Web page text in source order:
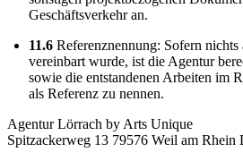
Geschäftsverkehr an.
11.6 Referenznennung: Sofern nichts
vereinbart wurde, ist die Agentur
sowie die entstandenen Arbeiten im
als Referenz zu nennen.
Agentur Lörrach by Arts Unique
Spitzackerweg 13 79576 Weil am Rhein